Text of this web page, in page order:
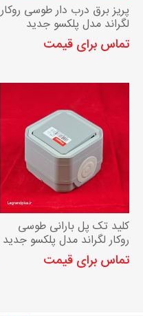
پریز برق درب دار طوسی روکار
لگراند مدل پلکسو جدید
IP55
تماس برای قیمت
کلید تک پل بارانی طوسی
روکار لگراند مدل پلکسو جدید
IP55
تماس برای قیمت